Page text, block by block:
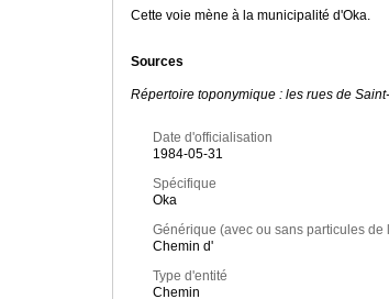
Cette voie mène à la municipalité d'Oka.
Sources
Répertoire toponymique : les rues de
Date d'officialisation
1984-05-31
Spécifique
Oka
Générique (avec ou sans particules de
Chemin d'
Type d'entité
Chemin